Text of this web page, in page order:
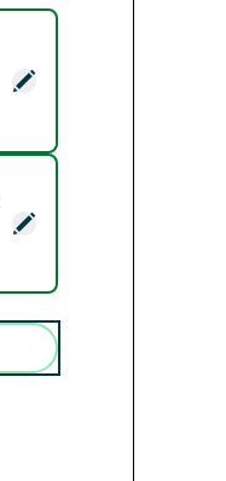
Προέλευσης -
- 900G -